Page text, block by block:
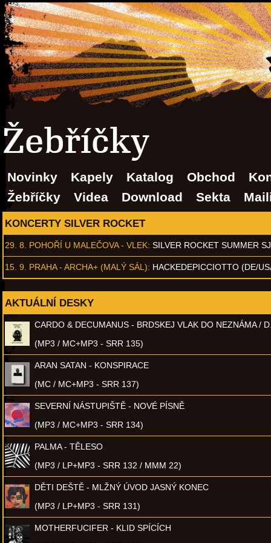
Žebříčky
Novinky Kapely Katalog Obchod
Žebříčky
Videa Download Sekta
KONCERTY SILVER ROCKET
29. 8. POHOŘÍ U MALEČOVA - VLEK: SILVER ROCKET SUMMER
15. 9. PRAHA - ARCHA+ (MALÝ SÁL): HACKEDEPICCIOTTO (DE/
AKTUÁLNÍ DESKY
CARDO & DECUMANUS - BRDSKEJ VLAK DO NEZNÁMA /
(MP3 / MC+MP3 - SRR 135)
ARAN SATAN - KONSPIRACE
(MC / MC+MP3 - SRR 137)
SEVERNÍ NÁSTUPIŠTĚ - NOVÉ PÍSNĚ
(MP3 / MC+MP3 - SRR 134)
PALMA - TĚLESO
(MP3 / LP+MP3 - SRR 132 / MMM 22)
DĚTI DEŠTĚ - MLŽNÝ ÚVOD JASNÝ KONEC
(MP3 / LP+MP3 - SRR 131)
MOTHERFUCIFER - KLID SPÍCÍCH